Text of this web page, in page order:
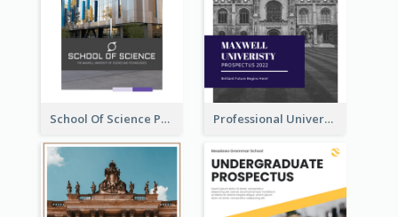
School Of Science Prospectus Professional University Prospectus